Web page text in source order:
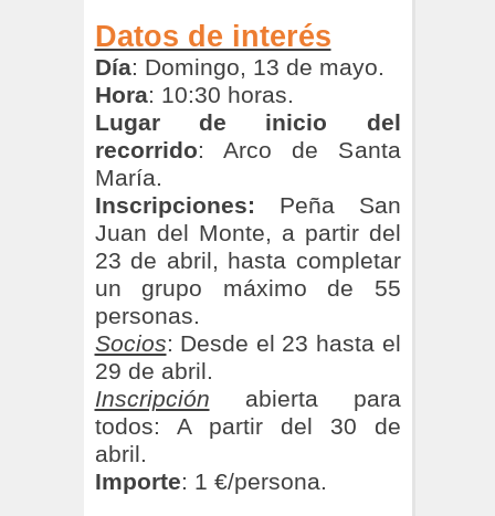
Datos de interés
Día: Domingo, 13 de mayo.
Hora: 10:30 horas.
Lugar de inicio del
recorrido: Arco de Santa
María.
Inscripciones: Peña San
Juan del Monte, a partir del
23 de abril, hasta completar
un grupo máximo de 55
personas.
Socios: Desde el 23 hasta el
29 de abril.
Inscripción abierta para
todos: A partir del 30 de
abril.
Importe: 1 €/persona.